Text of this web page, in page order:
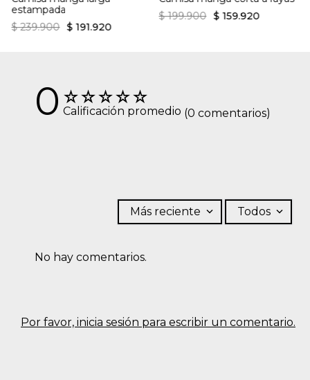
estampada
$ 239.900 $ 191.920
$ 199.900 $ 159.920
☆☆☆☆☆
0 Calificación promedio (0 comentarios)
Por favor, inicia sesión para escribir un comentario.
Más reciente Todos
No hay comentarios.